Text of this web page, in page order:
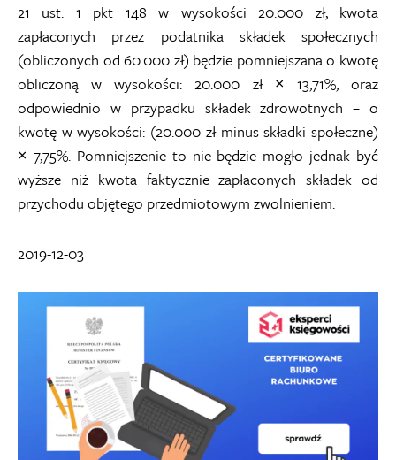
21 ust. 1 pkt 148 w wysokości 20.000 zł, kwota
zapłaconych przez podatnika składek społecznych
(obliczonych od 60.000 zł) będzie pomniejszana o kwotę
obliczoną w wysokości: 20.000 zł × 13,71%, oraz
odpowiednio w przypadku składek zdrowotnych – o
kwotę w wysokości: (20.000 zł minus składki społeczne)
× 7,75%. Pomniejszenie to nie będzie mogło jednak być
wyższe niż kwota faktycznie zapłaconych składek od
przychodu objętego przedmiotowym zwolnieniem.
2019-12-03